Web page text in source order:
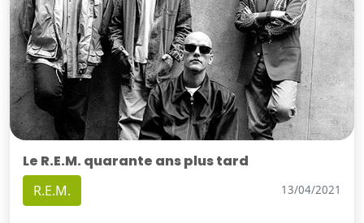
Le R.E.M. quarante ans plus tard
R.E.M. 13/04/2021